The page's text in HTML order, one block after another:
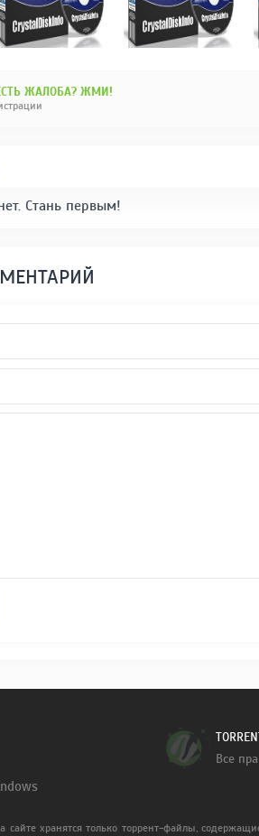
ЖАЛОБА? ЖМИ!
Стань первым!
Все
хранятся только торрент-файлы,